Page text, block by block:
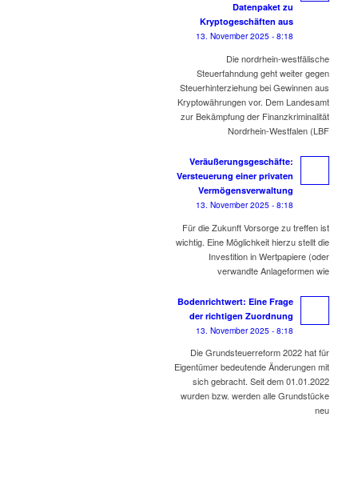
Datenpaket zu
Kryptogeschäften aus
13. November 2025 - 8:18
Die nordrhein-westfälische
Steuerfahndung geht weiter gegen
Steuerhinterziehung bei Gewinnen aus
Kryptowährungen vor. Dem Landesamt
zur Bekämpfung der Finanzkriminalität
Nordrhein-Westfalen (LBF
Veräußerungsgeschäfte:
Versteuerung einer privaten
Vermögensverwaltung
13. November 2025 - 8:18
Für die Zukunft Vorsorge zu treffen ist
wichtig. Eine Möglichkeit hierzu stellt die
Investition in Wertpapiere (oder
verwandte Anlageformen wie
Bodenrichtwert: Eine Frage
der richtigen Zuordnung
13. November 2025 - 8:18
Die Grundsteuerreform 2022 hat für
Eigentümer bedeutende Änderungen mit
sich gebracht. Seit dem 01.01.2022
wurden bzw. werden alle Grundstücke
neu